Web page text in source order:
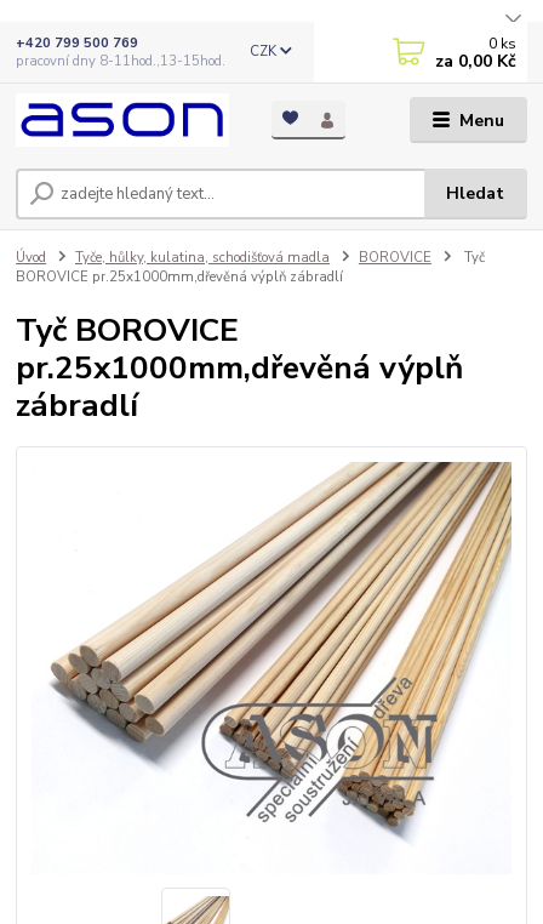
Menu
CZK
Hledat
+420 799 500 769
pracovní dny 8-11hod.,13-15hod.
0 ks
za 0,00 Kč
Úvod Tyče, hůlky, kulatina, schodišťová madla BOROVICE
Tyč
BOROVICE pr.25x1000mm,dřevěná výplň zábradlí
Tyč BOROVICE
pr.25x1000mm,dřevěná výplň
zábradlí